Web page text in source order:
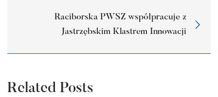
Raciborska PWSZ współpracuje z
Jastrzębskim Klastrem Innowacji
Related Posts